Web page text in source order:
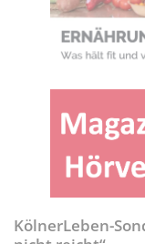
KölnerLeben-